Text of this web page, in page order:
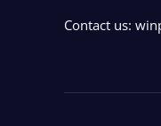
Contact us: